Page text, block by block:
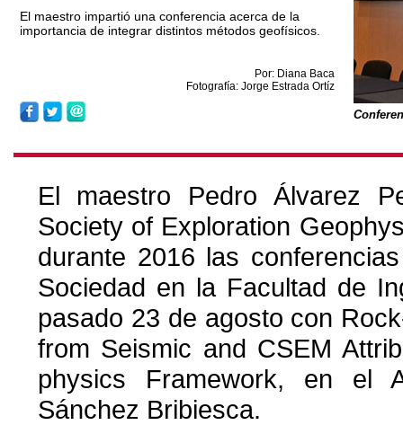
El maestro impartió una conferencia acerca de la
importancia de integrar distintos métodos geofísicos.
Por: Diana Baca
Fotografía: Jorge Estrada Ortíz
El maestro Pedro Álvarez
Society of Exploration
durante 2016 las
Sociedad en la Facultad de
pasado 23 de agosto con
from Seismic and CSEM
physics Framework, en el
Sánchez Bribiesca.